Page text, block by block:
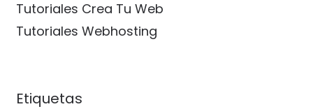
Tutoriales Crea Tu Web
Tutoriales Webhosting
Etiquetas